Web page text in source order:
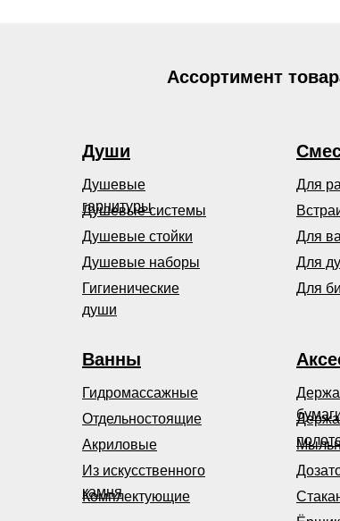
Души
Душевые
гарнитуры
Душевые системы
Гигиенические
души
Для
Для
Для
Для
Ванны
Из искусственного
камня
Душевые стойки
Душевые наборы
Гидромассажные
Акриловые
Отдельностоящие
Комплектующие
Ассортимент